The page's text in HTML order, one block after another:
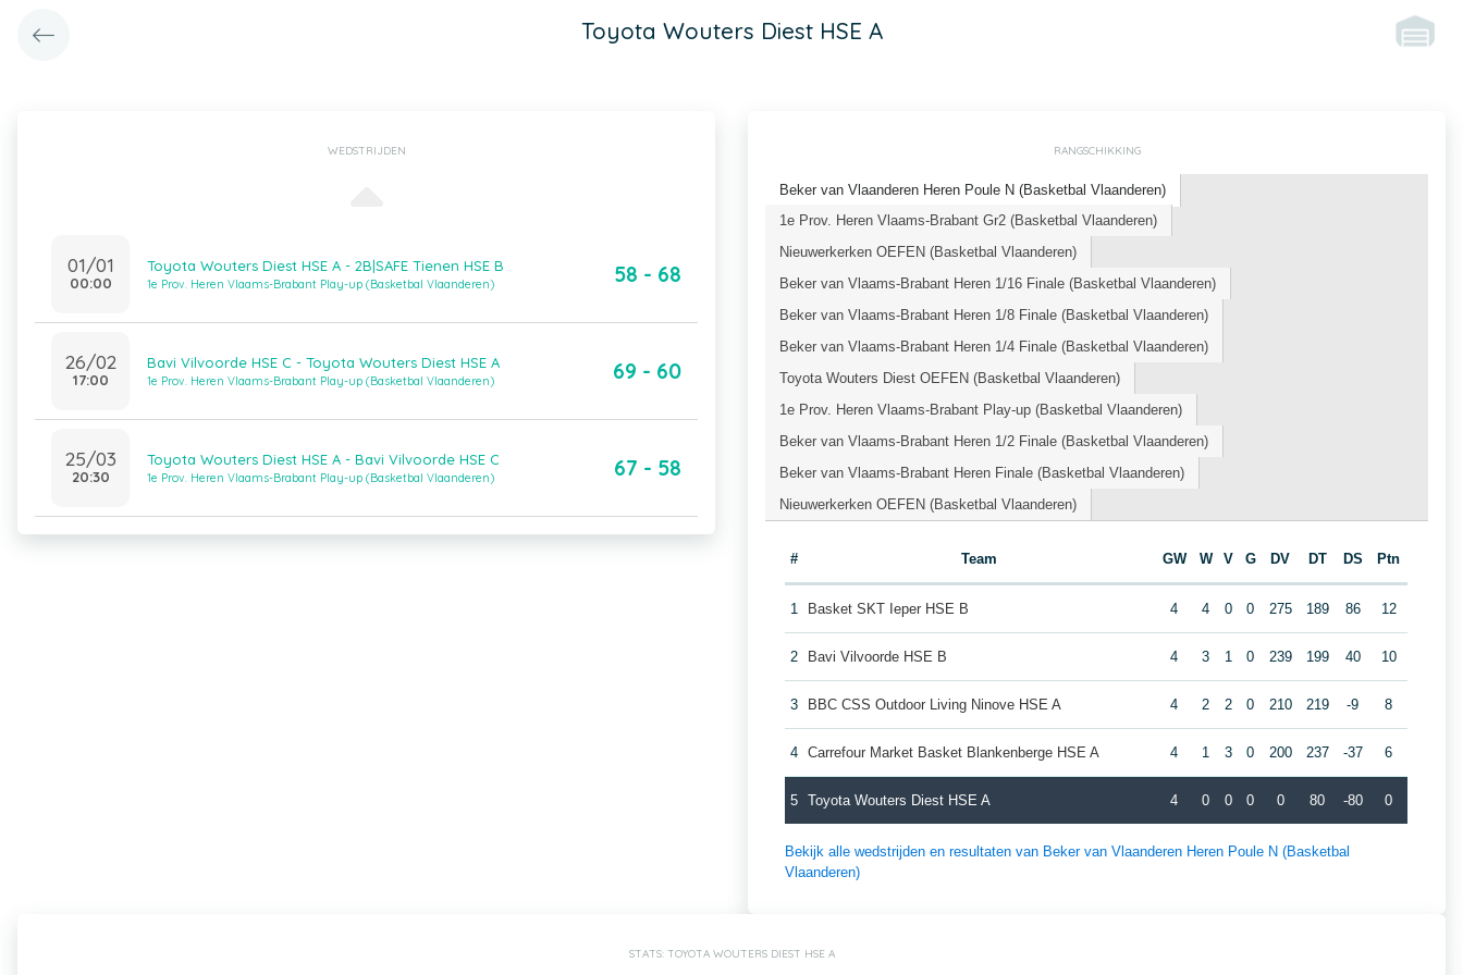
Toyota Wouters Diest HSE A
WEDSTRIJDEN
01/01
00:00
Toyota Wouters Diest HSE A - 2B|SAFE Tienen HSE B
1e Prov. Heren Vlaams-Brabant Play-up (Basketbal Vlaanderen) 58 - 68
26/02
17:00
Bavi Vilvoorde HSE C - Toyota Wouters Diest HSE A
1e Prov. Heren Vlaams-Brabant Play-up (Basketbal Vlaanderen) 69 - 60
25/03
20:30
Toyota Wouters Diest HSE A - Bavi Vilvoorde HSE C
1e Prov. Heren Vlaams-Brabant Play-up (Basketbal Vlaanderen) 67 - 58
RANGSCHIKKING
Beker van Vlaanderen Heren Poule N (Basketbal Vlaanderen)
1e Prov. Heren Vlaams-Brabant Gr2 (Basketbal Vlaanderen)
Nieuwerkerken OEFEN (Basketbal Vlaanderen)
Beker van Vlaams-Brabant Heren 1/16 Finale (Basketbal Vlaanderen)
Beker van Vlaams-Brabant Heren 1/8 Finale (Basketbal Vlaanderen)
Beker van Vlaams-Brabant Heren 1/4 Finale (Basketbal Vlaanderen)
Toyota Wouters Diest OEFEN (Basketbal Vlaanderen)
1e Prov. Heren Vlaams-Brabant Play-up (Basketbal Vlaanderen)
Beker van Vlaams-Brabant Heren 1/2 Finale (Basketbal Vlaanderen)
Beker van Vlaams-Brabant Heren Finale (Basketbal Vlaanderen)
Nieuwerkerken OEFEN (Basketbal Vlaanderen)
# Team GW W V G DV DT DS Ptn
1 Basket SKT Ieper HSE B 4 4 0 0 275 189 86 12
2 Bavi Vilvoorde HSE B 4 3 1 0 239 199 40 10
3 BBC CSS Outdoor Living Ninove HSE A 4 2 2 0 210 219 -9 8
4 Carrefour Market Basket Blankenberge HSE A 4 1 3 0 200 237 -37 6
5 Toyota Wouters Diest HSE A 4 0 0 0 0 80 -80 0
Bekijk alle wedstrijden en resultaten van Beker van Vlaanderen Heren Poule N (Basketbal
Vlaanderen)
STATS: TOYOTA WOUTERS DIEST HSE A